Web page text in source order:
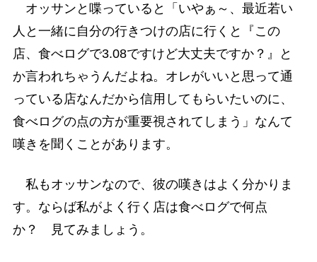
オッサンと喋っていると「いやぁ～、最近若い
人と一緒に自分の行きつけの店に行くと『この
店、食べログで3.08ですけど大丈夫ですか？』と
か言われちゃうんだよね。オレがいいと思って通
っている店なんだから信用してもらいたいのに、
食べログの点の方が重要視されてしまう」なんて
嘆きを聞くことがあります。
私もオッサンなので、彼の嘆きはよく分かりま
す。ならば私がよく行く店は食べログで何点
か？ 見てみましょう。